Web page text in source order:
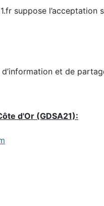
suppose l’acceptation
et de
d'Or (GDSA21):